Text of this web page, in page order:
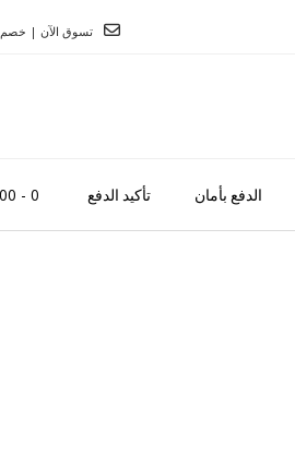
تسوق الآن | خصم 10% على جميع المنتجات
تأكيد الدفع الدفع بأمان 0 - 0.00 ر.س